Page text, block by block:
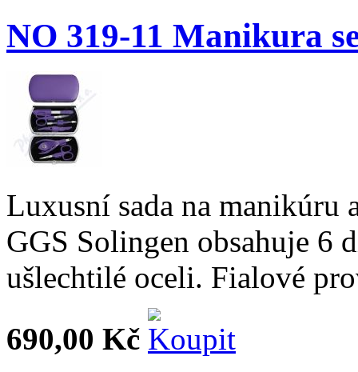
NO 319-11 Manikura
Luxusní sada na manikúru
GGS Solingen obsahuje
ušlechtilé oceli. Fialové
690,00 Kč